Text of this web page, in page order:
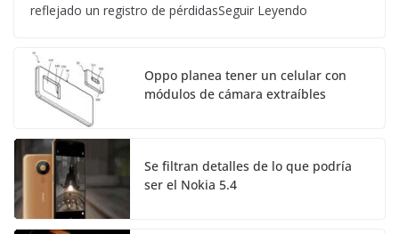
reflejado un registro de pérdidasSeguir Leyendo
Oppo planea tener un celular con
módulos de cámara extraíbles
Se filtran detalles de lo que podría
ser el Nokia 5.4